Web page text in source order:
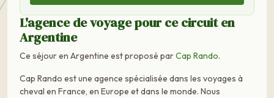
L'agence de voyage pour ce circuit en
Argentine
Ce séjour en Argentine est proposé parCap Rando.
Cap Rando est une agence spécialisée dans les voyages à
cheval en France, en Europe et dans le monde. Nous